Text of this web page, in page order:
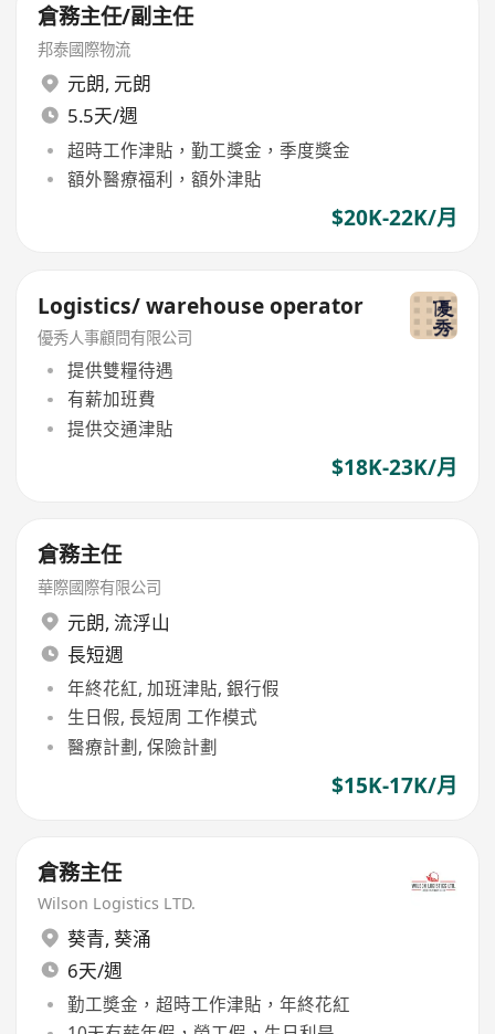
倉務主任/副主任
邦泰國際物流
元朗, 元朗
5.5天/週
超時工作津貼，勤工獎金，季度獎金
額外醫療福利，額外津貼
$20K-22K/月
Logistics/ warehouse operator
優秀人事顧問有限公司
提供雙糧待遇
有薪加班費
提供交通津貼
$18K-23K/月
倉務主任
華際國際有限公司
元朗, 流浮山
長短週
年終花紅, 加班津貼, 銀行假
生日假, 長短周 工作模式
醫療計劃, 保險計劃
$15K-17K/月
倉務主任
Wilson Logistics LTD.
葵青, 葵涌
6天/週
勤工奬金，超時工作津貼，年終花紅